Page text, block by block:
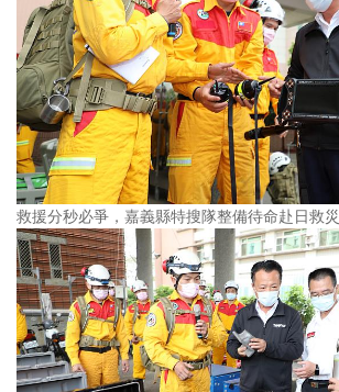
救援分秒必爭，嘉義縣特搜隊整備待命赴日救災